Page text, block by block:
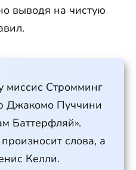
выводя на чистую
миссис Стромминг
Джакомо Пуччини
Баттерфляй».
слова, а
Келли.